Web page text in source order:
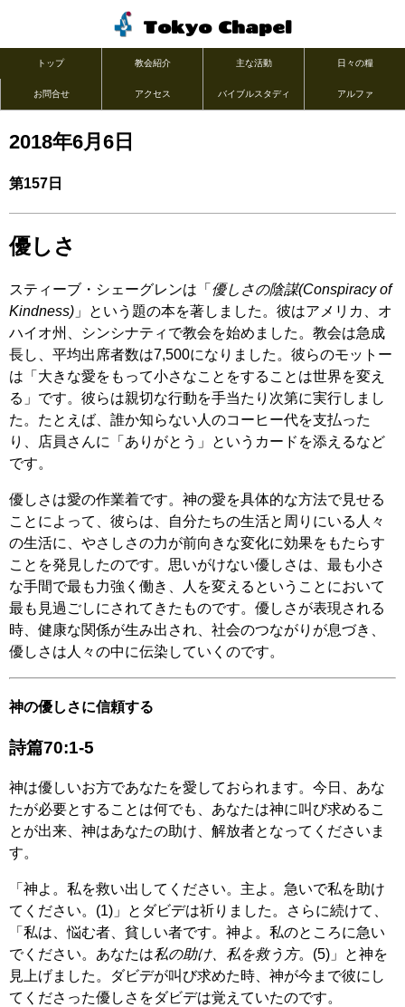
Tokyo Chapel
トップ 教会紹介 主な活動 日々の糧
お問合せ アクセス バイブルスタディ アルファ
2018年6月6日
第157日
優しさ
スティーブ・シェーグレンは「 優しさの陰謀(Conspiracy of
Kindness) 」という題の本を著しました。彼はアメリカ、オ
ハイオ州、シンシナティで教会を始めました。教会は急成
長し、平均出席者数は7,500になりました。彼らのモットー
は「大きな愛をもって小さなことをすることは世界を変え
る」です。彼らは親切な行動を手当たり次第に実行しまし
た。たとえば、誰か知らない人のコーヒー代を支払った
り、店員さんに「ありがとう」というカードを添えるなど
です。
優しさは愛の作業着です。神の愛を具体的な方法で見せる
ことによって、彼らは、自分たちの生活と周りにいる人々
の生活に、やさしさの力が前向きな変化に効果をもたらす
ことを発見したのです。思いがけない優しさは、最も小さ
な手間で最も力強く働き、人を変えるということにおいて
最も見過ごしにされてきたものです。優しさが表現される
時、健康な関係が生み出され、社会のつながりが息づき、
優しさは人々の中に伝染していくのです。
神の優しさに信頼する
詩篇70:1-5
神は優しいお方であなたを愛しておられます。今日、あな
たが必要とすることは何でも、あなたは神に叫び求めるこ
とが出来、神はあなたの助け、解放者となってくださいま
す。
「神よ。私を救い出してください。主よ。急いで私を助け
てください。(1)」とダビデは祈りました。さらに続けて、
「私は、悩む者、貧しい者です。神よ。私のところに急い
でください。あなたは私の助け、私を救う方。(5)」と神を
見上げました。ダビデが叫び求めた時、神が今まで彼にし
てくださった優しさをダビデは覚えていたのです。